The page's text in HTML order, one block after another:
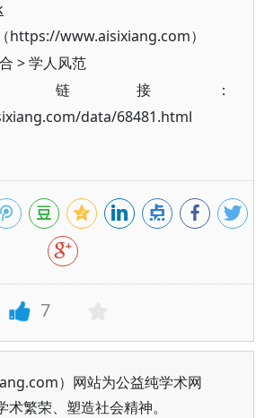
https://www.aisixiang.com）
>学人风范
链接：
data/68481.html
7
）网站为公益纯学术网
繁荣、塑造社会精神。